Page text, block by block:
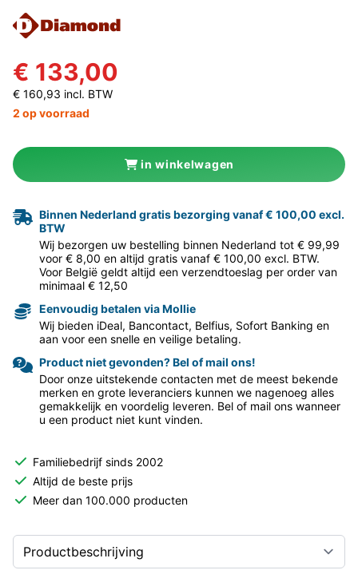
€ 133,00
€ 160,93 incl. BTW
2 op voorraad
in winkelwagen
Binnen Nederland gratis bezorging vanaf € 100,00 excl.
BTW
Wij bezorgen uw bestelling binnen Nederland tot € 99,99
voor € 8,00 en altijd gratis vanaf € 100,00 excl. BTW.
Voor België geldt altijd een verzendtoeslag per order van
minimaal € 12,50
Eenvoudig betalen via Mollie
Wij bieden iDeal, Bancontact, Belfius, Sofort Banking en
aan voor een snelle en veilige betaling.
Product niet gevonden? Bel of mail ons!
Door onze uitstekende contacten met de meest bekende
merken en grote leveranciers kunnen we nagenoeg alles
gemakkelijk en voordelig leveren. Bel of mail ons wanneer
u een product niet kunt vinden.
Familiebedrijf sinds 2002
Altijd de beste prijs
Meer dan 100.000 producten